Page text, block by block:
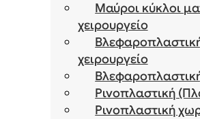
Μαύροι κύκλοι
χειρουργείο
χειρουργείο
Ρινοπλαστική
Ρινοπλαστική